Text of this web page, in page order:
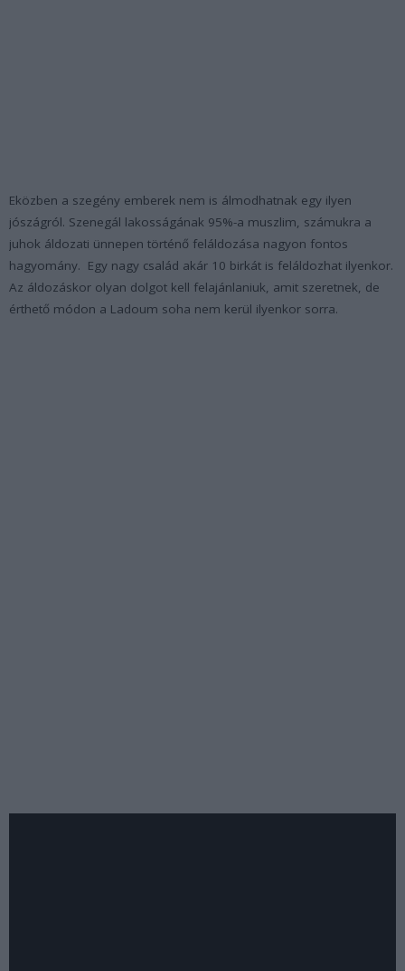
Eközben a szegény emberek nem is álmodhatnak egy ilyen
jószágról. Szenegál lakosságának 95%-a muszlim, számukra a
juhok áldozati ünnepen történő feláldozása nagyon fontos
hagyomány. Egy nagy család akár 10 birkát is feláldozhat ilyenkor.
Az áldozáskor olyan dolgot kell felajánlaniuk, amit szeretnek, de
érthető módon a Ladoum soha nem kerül ilyenkor sorra.